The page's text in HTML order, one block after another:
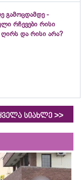
გამოცდამდე -
რჩევები რისი
ღირს და რისი არა?
სიახლე >>